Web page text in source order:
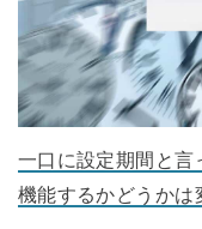
一口に設定期間と言
機能するかどうかは